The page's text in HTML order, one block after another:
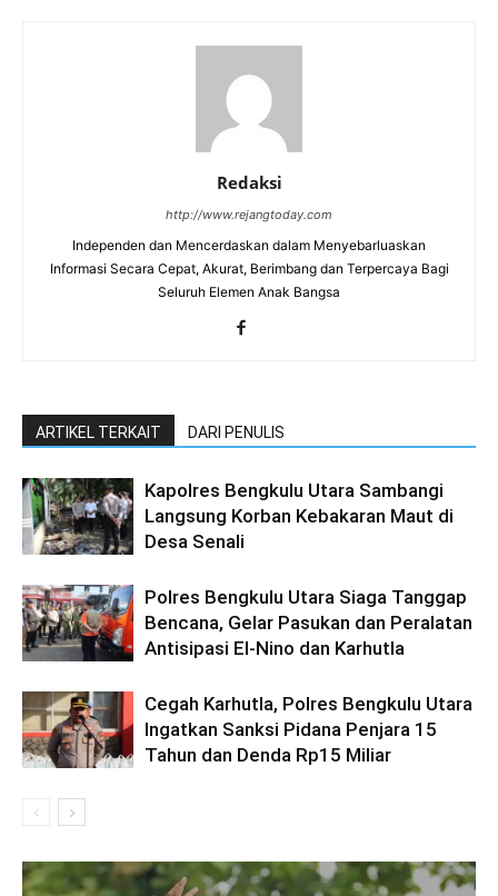
Redaksi
http://www.rejangtoday.com
Independen dan Mencerdaskan dalam Menyebarluaskan
Informasi Secara Cepat, Akurat, Berimbang dan Terpercaya Bagi
Seluruh Elemen Anak Bangsa
ARTIKEL TERKAIT DARI PENULIS
Kapolres Bengkulu Utara Sambangi
Langsung Korban Kebakaran Maut di
Desa Senali
Polres Bengkulu Utara Siaga Tanggap
Bencana, Gelar Pasukan dan Peralatan
Antisipasi El-Nino dan Karhutla
Cegah Karhutla, Polres Bengkulu Utara
Ingatkan Sanksi Pidana Penjara 15
Tahun dan Denda Rp15 Miliar